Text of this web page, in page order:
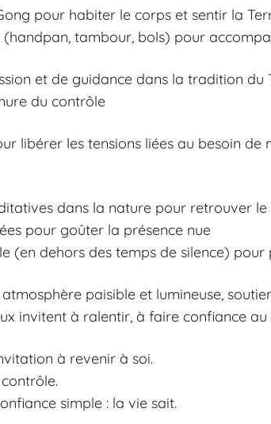
pour habiter le corps et sentir la
(handpan, tambour, bols) pour
et de guidance dans la tradition
du contrôle
libérer les tensions liées au besoin
dans la nature pour retrouver
pour goûter la présence nue
(en dehors des temps de silence)
paisible et lumineuse,
invitent à ralentir, à faire confiance
à revenir à soi.
simple : la vie sait.